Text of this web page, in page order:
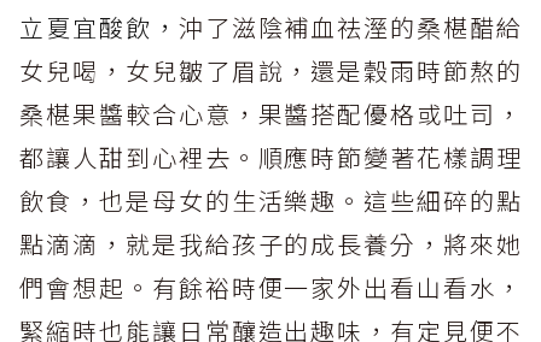
立夏宜酸飲， 沖了滋陰補血祛溼的桑椹醋給
女兒喝，女兒皺了眉說，還是穀雨時節熬的
桑椹果醬較合心意，果醬搭配優格或吐司，
都讓人甜到心裡去。順應時節變著花樣調理
飲食，也是母女的生活樂趣。這些細碎的點
點滴滴，就是我給孩子的成長養分，將來她
們會想起。有餘裕時便一家外出看山看水，
緊縮時也能讓日常釀造出趣味，有定見便不